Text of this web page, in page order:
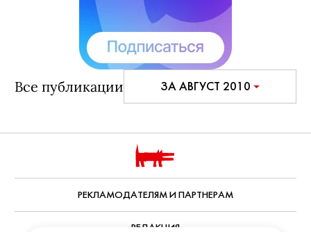
Все публикации ЗА АВГУСТ 2010
РЕКЛАМОДАТЕЛЯМ И ПАРТНЕРАМ
РЕДАКЦИЯ